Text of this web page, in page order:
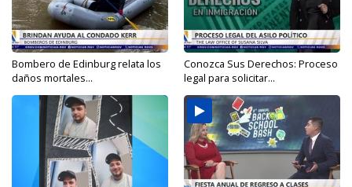
Bombero de Edinburg relata los
daños mortales...
Conozca Sus Derechos: Proceso
legal para solicitar...